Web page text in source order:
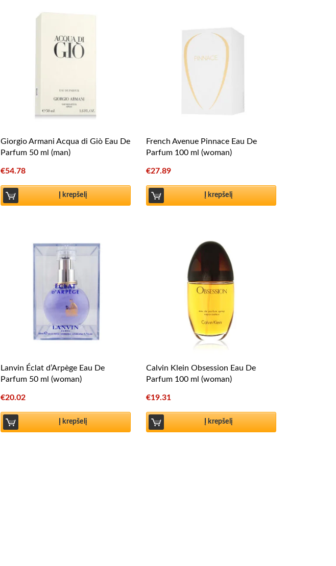
Giorgio Armani Acqua di Giò Eau De
Parfum 50 ml (man)
€54.78
Į krepšelį
French Avenue Pinnace Eau De
Parfum 100 ml (woman)
€27.89
Į krepšelį
Lanvin Éclat d’Arpège Eau De
Parfum 50 ml (woman)
€20.02
Į krepšelį
Calvin Klein Obsession Eau De
Parfum 100 ml (woman)
€19.31
Į krepšelį